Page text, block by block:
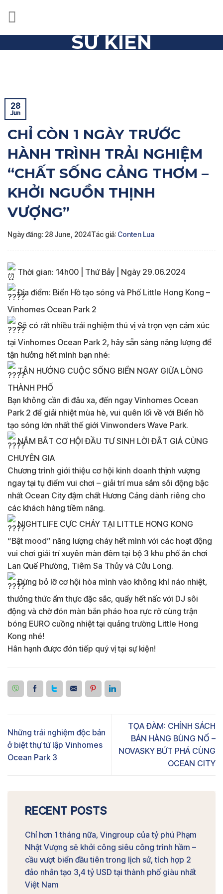
SỰ KIỆN
28
Jun
CHỈ CÒN 1 NGÀY TRƯỚC
HÀNH TRÌNH TRẢI NGHIỆM
“CHẤT SỐNG CẢNG THƠM –
KHỞI NGUỒN THỊNH
VƯỢNG”
Ngày đăng: 28 June, 2024Tác giả: Conten Lua
Thời gian: 14h00 | Thứ Bảy | Ngày 29.06.2024
Địa điểm: Biển Hồ tạo sóng và Phố Little Hong Kong –
Vinhomes Ocean Park 2
Sẽ có rất nhiều trải nghiệm thú vị và trọn vẹn cảm xúc
tại Vinhomes Ocean Park 2, hãy sẵn sàng năng lượng để
tận hưởng hết mình bạn nhé:
TẬN HƯỞNG CUỘC SỐNG BIỂN NGAY GIỮA LÒNG
THÀNH PHỐ
Bạn không cần đi đâu xa, đến ngay Vinhomes Ocean
Park 2 để giải nhiệt mùa hè, vui quên lối về với Biển hồ
tạo sóng lớn nhất thế giới Vinwonders Wave Park.
NẮM BẮT CƠ HỘI ĐẦU TƯ SINH LỜI ĐẮT GIÁ CÙNG
CHUYÊN GIA
Chương trình giới thiệu cơ hội kinh doanh thịnh vượng
ngay tại tụ điểm vui chơi – giải trí mua sắm sôi động bậc
nhất Ocean City đậm chất Hương Cảng dành riêng cho
các khách hàng tiềm năng.
NIGHTLIFE CỰC CHÁY TẠI LITTLE HONG KONG
“Bật mood” năng lượng cháy hết mình với các hoạt động
vui chơi giải trí xuyên màn đêm tại bộ 3 khu phố ăn chơi
Lan Quế Phường, Tiêm Sa Thủy và Cửu Long.
Đừng bỏ lỡ cơ hội hòa mình vào không khí náo nhiệt,
thưởng thức ẩm thực đặc sắc, quẩy hết nấc với DJ sôi
động và chờ đón màn bắn pháo hoa rực rỡ cùng trận
bóng EURO cuồng nhiệt tại quảng trường Little Hong
Kong nhé!
Hân hạnh được đón tiếp quý vị tại sự kiện!
Những trải nghiệm độc bản
ở biệt thự tứ lập Vinhomes
Ocean Park 3
TỌA ĐÀM: CHÍNH SÁCH
BÁN HÀNG BÙNG NỔ –
NOVASKY BỨT PHÁ CÙNG
OCEAN CITY
RECENT POSTS
Chỉ hơn 1 tháng nữa, Vingroup của tỷ phú Phạm
Nhật Vượng sẽ khởi công siêu công trình hầm –
cầu vượt biển đầu tiên trong lịch sử, tích hợp 2
đảo nhân tạo 3,4 tỷ USD tại thành phố giàu nhất
Việt Nam